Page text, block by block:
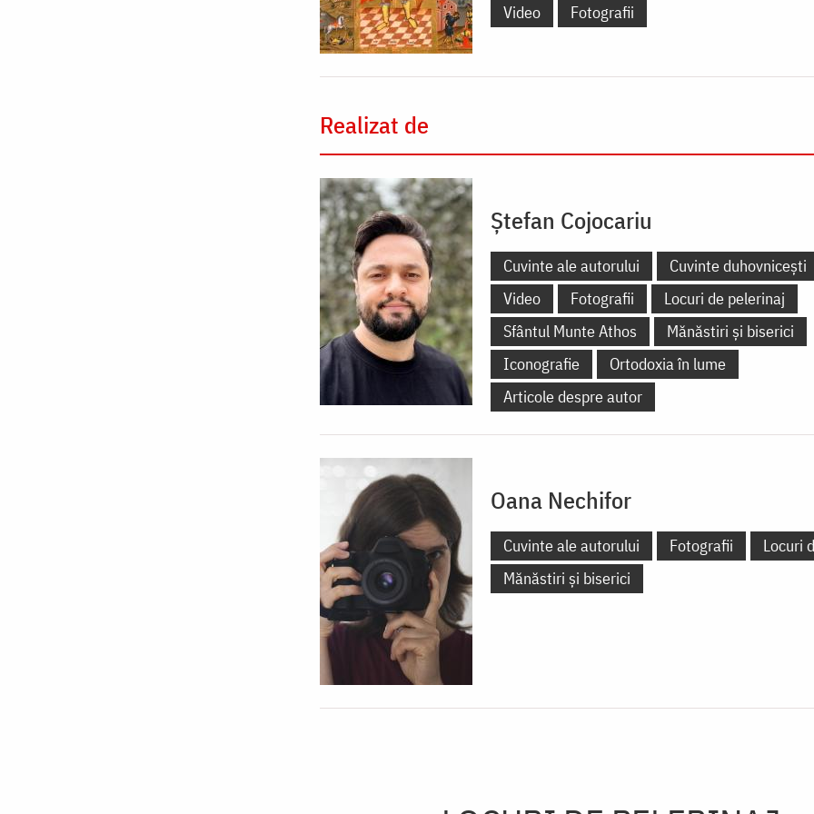
Video
Fotografii
Realizat de
Ștefan Cojocariu
Cuvinte ale autorului Cuvinte duhovnicești
Video
Fotografii
Locuri de pelerinaj
Sfântul Munte Athos
Mănăstiri și biserici
Iconografie
Ortodoxia în lume
Articole despre autor
Oana Nechifor
Cuvinte ale autorului Fotografii
Locuri
Mănăstiri și biserici